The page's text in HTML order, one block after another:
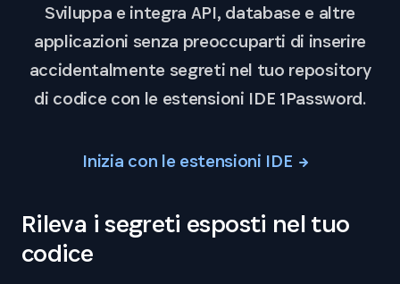
Sviluppa e integra API, database e altre
applicazioni senza preoccuparti di inserire
accidentalmente segreti nel tuo repository
di codice con le estensioni IDE 1Password.
Inizia con le estensioni IDE
Rileva i segreti esposti nel tuo
codice